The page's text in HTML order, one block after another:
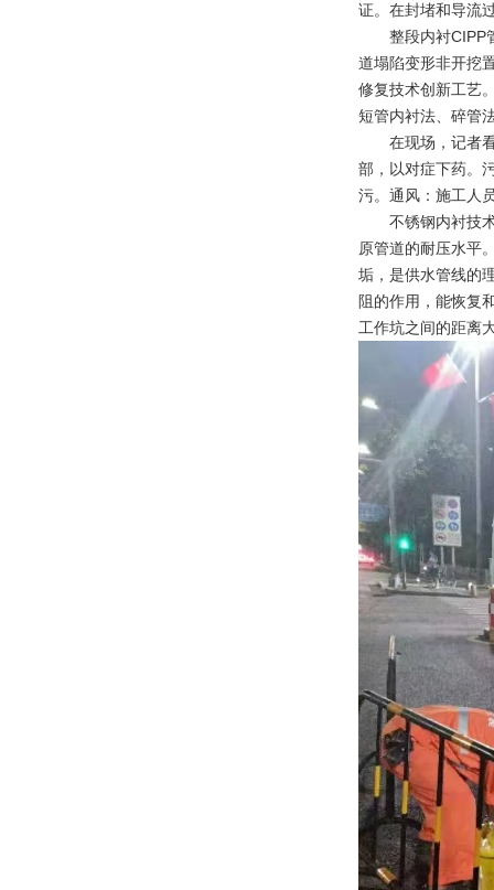
证。在封堵和导流
整段内衬CIPP
道塌陷变形非开挖
修复技术创新工艺
短管内衬法、碎管
在现场，记者
部，以对症下药。
污。通风：施工人
不锈钢内衬技
原管道的耐压水平
垢，是供水管线的
阻的作用，能恢复
工作坑之间的距离